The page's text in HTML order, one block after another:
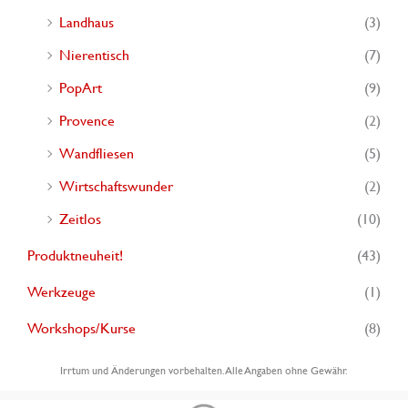
Landhaus
(3)
Nierentisch
(7)
PopArt
(9)
Provence
(2)
Wandfliesen
(5)
Wirtschaftswunder
(2)
Zeitlos
(10)
Produktneuheit!
(43)
Werkzeuge
(1)
Workshops/Kurse
(8)
Irrtum und Änderungen vorbehalten. Alle Angaben ohne Gewähr.